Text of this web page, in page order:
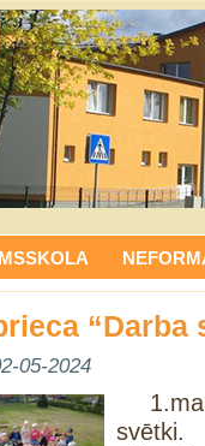
“Darba
05-2024
svētki.